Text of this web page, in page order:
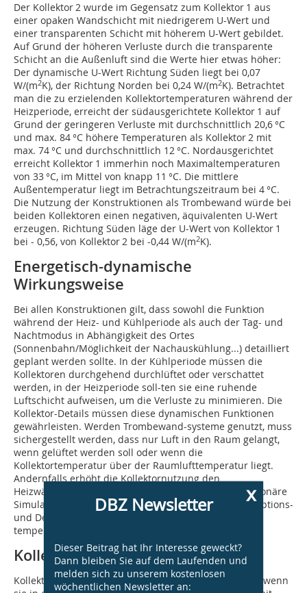
Der Kollektor 2 wurde im Gegensatz zum Kollektor 1 aus
einer opaken Wandschicht mit niedrigerem U-Wert und
einer transparenten Schicht mit höherem U-Wert gebildet.
Auf Grund der höheren Verluste durch die transparente
Schicht an die Außenluft sind die Werte hier etwas höher:
Der dynamische U-Wert Richtung Süden liegt bei 0,07
W/(m2K), der Richtung Norden bei 0,24 W/(m2K). Betrachtet
man die zu erzielenden Kollektortemperaturen während der
Heizperiode, erreicht der südausgerichtete Kollektor 1 auf
Grund der geringeren Verluste mit durchschnittlich 20,6 °C
und max. 84 °C höhere Temperaturen als Kollektor 2 mit
max. 74 °C und durchschnittlich 12 °C. Nordausgerichtet
erreicht Kollektor 1 immerhin noch Maximaltemperaturen
von 33 °C, im Mittel von knapp 11 °C. Die mittlere
Außentemperatur liegt im Betrachtungszeitraum bei 4 °C.
Die Nutzung der Konstruktionen als Trombewand würde bei
beiden Kollektoren einen negativen‚ äquivalenten U-Wert
erzeugen. Richtung Süden läge der U-Wert von Kollektor 1
bei - 0,56, von Kollektor 2 bei -0,44 W/(m2K).
Energetisch-dynamische
Wirkungsweise
Bei allen Konstruktionen gilt, dass sowohl die Funktion
während der Heiz- und Kühlperiode als auch der Tag- und
Nachtmodus in Abhängigkeit des Ortes
(Sonnenbahn/Möglichkeit der Nachauskühlung...) detailliert
geplant werden sollte. In der Kühlperiode müssen die
Kollektoren durchgehend durchlüftet oder verschattet
werden, in der Heizperiode soll-ten sie eine ruhende
Luftschicht aufweisen, um die Verluste zu minimieren. Die
Kollektor-Details müssen diese dynamischen Funktio­nen
gewährleisten. Werden Trombewand-­systeme genutzt, muss
sichergestellt werden, dass nur Luft in den Raum gelangt,
wenn ­gelüftet werden soll oder wenn die
Kollektortemperatur über der Raumlufttemperatur liegt.
Andernfalls erhöht die Kollektornutzung den
Heizwärmebedarf. Es empfiehlt sich daher, die instationäre
Simulation als Planungswerkzeug während der Konzeptions-
und ­Detaillierungsphase zu nutzen und ggf. eine
temperaturgeführte Steuerung einzuplanen.
Kollektorsysteme
Kollektorkonstruktionen führen zu positiven Bilanzen, wenn
x
DBZ Newsletter
Dieser Beitrag hat Ihr Interesse geweckt?
Dann bleiben Sie auf dem Laufenden und
melden sich zu unserem kostenlosen
wöchentlichen Newsletter an: